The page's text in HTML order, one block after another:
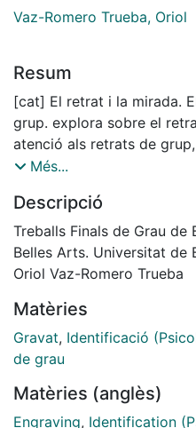
Vaz-Romero Trueba, Oriol
Resum
[cat] El retrat i la mirada.
grup. explora sobre el
atenció als retrats de
concebre en el retrat
paper de les mirades.
En les lectures sobre els
de la persona com
la gènesi de diversos
punts d’unió amb els
Fruit d’aquest estudi i d’un
autobiogràfic: Retrats en solitari, retrats en el passat i
present familiar i retrats
Més...
Descripció
Treballs Finals de Grau de
Belles Arts. Universitat de
Oriol Vaz-Romero Trueba
Matèries
Gravat, Identificació
de grau
Matèries (anglès)
Engraving, Identification